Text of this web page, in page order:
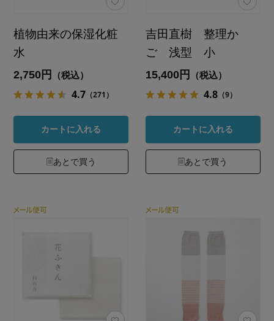
植物由来の保湿化粧
水
2,750円 （税込）
4.7 （271）
カートに入れる
あとで買う
吉田直樹 整理か
ご 浅型 小
15,400円 （税込）
4.8 （9）
カートに入れる
あとで買う